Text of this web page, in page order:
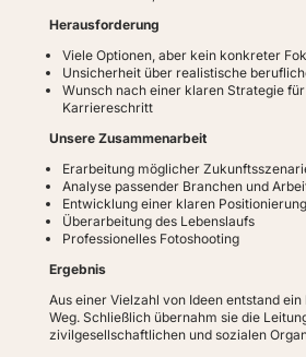
Herausforderung
Viele Optionen, aber kein konkreter
Unsicherheit über realistische
Wunsch nach einer klaren Strategie
Karriereschritt
Unsere Zusammenarbeit
Erarbeitung möglicher
Analyse passender Branchen und
Entwicklung einer klaren Positionierung
Überarbeitung des Lebenslaufs
Professionelles Fotoshooting
Ergebnis
Aus einer Vielzahl von Ideen entstand
Weg. Schließlich übernahm sie die
zivilgesellschaftlichen und sozialen